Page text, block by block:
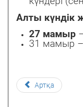
Алты күндік
27 мамыр
31 мамыр –
Артқа